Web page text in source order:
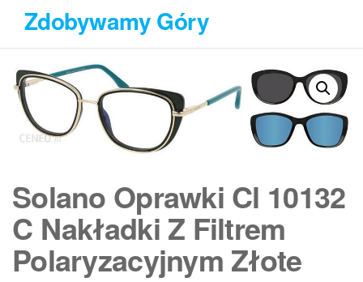
Przejdź
treści
Zdobywamy Góry
Solano Oprawki Cl 10132
C Nakładki Z Filtrem
Polaryzacyjnym Złote